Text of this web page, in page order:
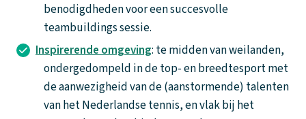
benodigdheden voor een succesvolle
teambuildings sessie.
Inspirerende omgeving: te midden van weilanden,
ondergedompeld in de top- en breedtesport met
de aanwezigheid van de (aanstormende) talenten
van het Nederlandse tennis, en vlak bij het